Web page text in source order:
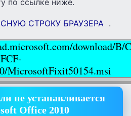
по ссылке ниже.
СТРОКУ БРАУЗЕРА .
download/B/
MicrosoftFixit50154.msi
не устанавливается
Office 2010